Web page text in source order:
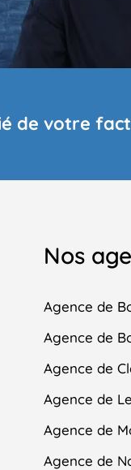
de votre
Nos
Agence de
Agence de
Agence de
Agence de
Agence de
Agence de